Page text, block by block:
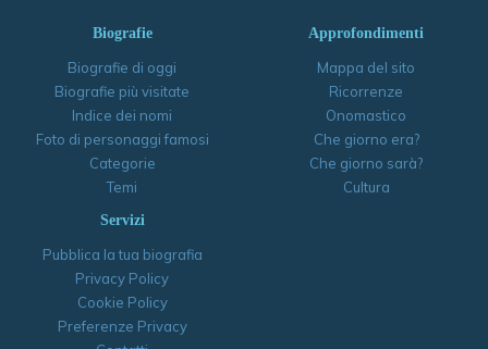
Biografie
Biografie di oggi
Biografie più visitate
Indice dei nomi
Foto di personaggi famosi
Categorie
Temi
Approfondimenti
Mappa del sito
Ricorrenze
Onomastico
Che giorno era?
Che giorno sarà?
Cultura
Servizi
Pubblica la tua biografia
Privacy Policy
Cookie Policy
Preferenze Privacy